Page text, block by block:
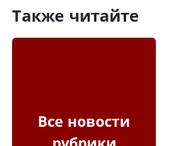
Также читайте
Все новости